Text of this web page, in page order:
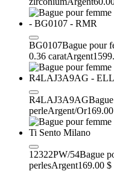
BG0107Bague pour
0.36 caratArgent
R4LAJ3A9AG
perleArgent/Or
12322PW/54Bague
perlesArgent169.00 $